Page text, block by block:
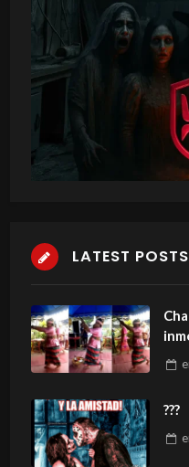
LATEST POSTS
???